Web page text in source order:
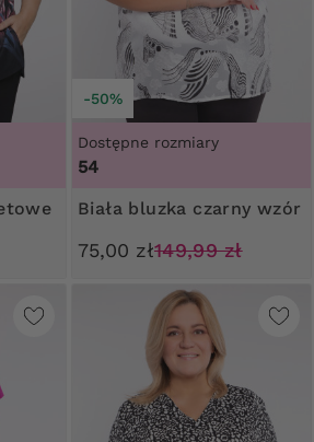
-50%
Dostępne rozmiary
54
Biała bluzka czarny wzór
75,00 zł149,99 zł